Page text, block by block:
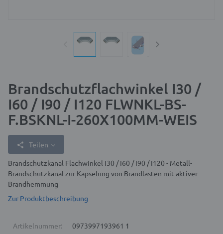
Brandschutzflachwinkel I30 /
I60 / I90 / I120 FLWNKL-BS-
F.BSKNL-I-260X100MM-WEIS
Teilen
Brandschutzkanal Flachwinkel I30 / I60 / I90 / I120 - Metall-
Brandschutzkanal zur Kapselung von Brandlasten mit aktiver
Brandhemmung
Zur Produktbeschreibung
Artikelnummer: 0973997193961 1